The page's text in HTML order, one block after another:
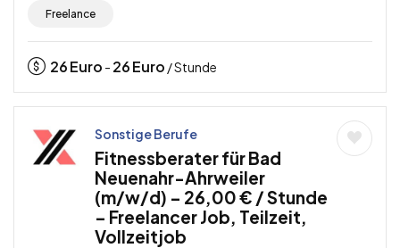
Freelance
26Euro - 26Euro / Stunde
Sonstige Berufe
Fitnessberater für Bad
Neuenahr-Ahrweiler
(m/w/d) – 26,00 € / Stunde
– Freelancer Job, Teilzeit,
Vollzeitjob